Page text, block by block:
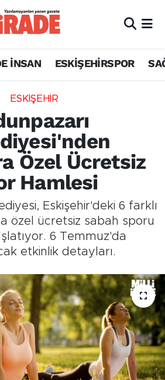
İNSAN ESKİŞEHİRSPOR
ESKİŞEHİR
Özel Ücretsiz
Hamlesi
Eskişehir'deki 6 farklı
özel ücretsiz sabah sporu
6 Temmuz'da
etkinlik detayları.